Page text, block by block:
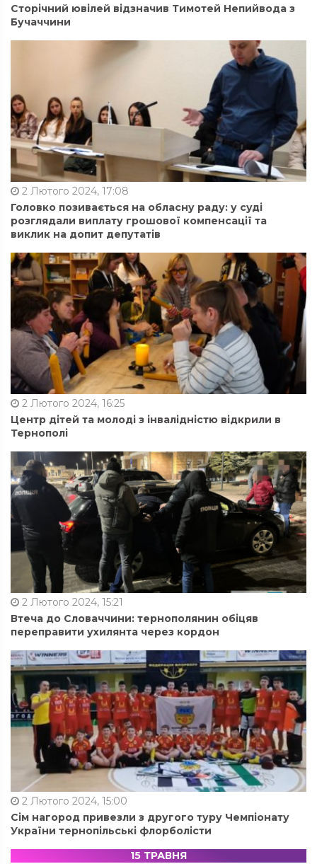
Сторічний ювілей відзначив Тимотей Непийвода з
Бучаччини
2 Лютого 2024, 17:08
Головко позивається на обласну раду: у суді
розглядали виплату грошової компенсації та
виклик на допит депутатів
2 Лютого 2024, 16:25
Центр дітей та молоді з інвалідністю відкрили в
Тернополі
2 Лютого 2024, 15:21
Втеча до Словаччини: тернополянин обіцяв
переправити ухилянта через кордон
2 Лютого 2024, 15:00
Сім нагород привезли з другого туру Чемпіонату
України тернопільські флорболісти
15 ТРАВНЯ